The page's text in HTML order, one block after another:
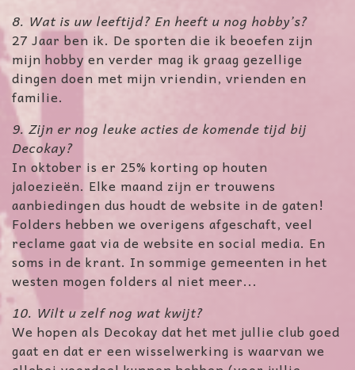
8. Wat is uw leeftijd? En heeft u nog hobby’s?
27 Jaar ben ik. De sporten die ik beoefen zijn
mijn hobby en verder mag ik graag gezellige
dingen doen met mijn vriendin, vrienden en
familie.
9. Zijn er nog leuke acties de komende tijd bij
Decokay?
In oktober is er 25% korting op houten
jaloezieën. Elke maand zijn er trouwens
aanbiedingen dus houdt de website in de gaten!
Folders hebben we overigens afgeschaft, veel
reclame gaat via de website en social media. En
soms in de krant. In sommige gemeenten in het
westen mogen folders al niet meer...
10. Wilt u zelf nog wat kwijt?
We hopen als Decokay dat het met jullie club goed
gaat en dat er een wisselwerking is waarvan we